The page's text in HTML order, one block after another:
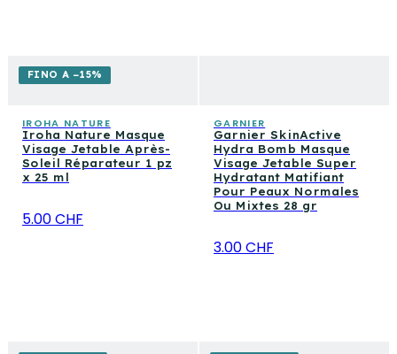
FINO A −15%
IROHA NATURE
Iroha Nature Masque
Visage Jetable Après-
Soleil Réparateur 1 pz
x 25 ml
5.00 CHF
GARNIER
Garnier SkinActive
Hydra Bomb Masque
Visage Jetable Super
Hydratant Matifiant
Pour Peaux Normales
Ou Mixtes 28 gr
3.00 CHF